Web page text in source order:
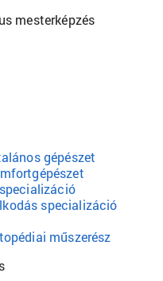
mesterképzés
gépészet
specializáció
műszerész